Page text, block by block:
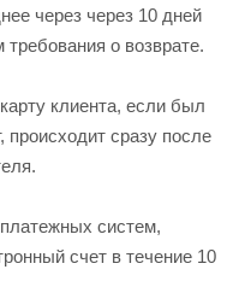
через через 10 дней
о возврате.
клиента, если был
происходит сразу после
систем,
счет в течение 10